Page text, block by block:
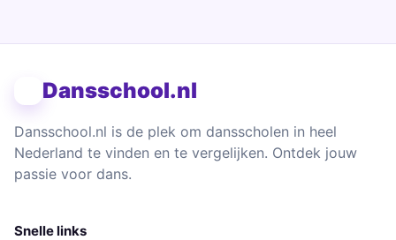
Dansschool.nl
Dansschool.nl is de plek om dansscholen in heel
Nederland te vinden en te vergelijken. Ontdek jouw
passie voor dans.
Snelle links